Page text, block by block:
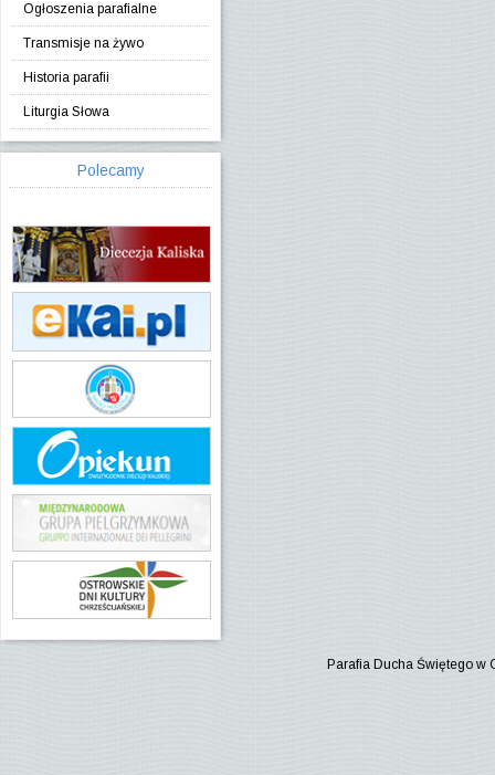
Ogłoszenia parafialne
Transmisje na żywo
Historia parafii
Liturgia Słowa
Polecamy
Parafia Ducha Świętego w